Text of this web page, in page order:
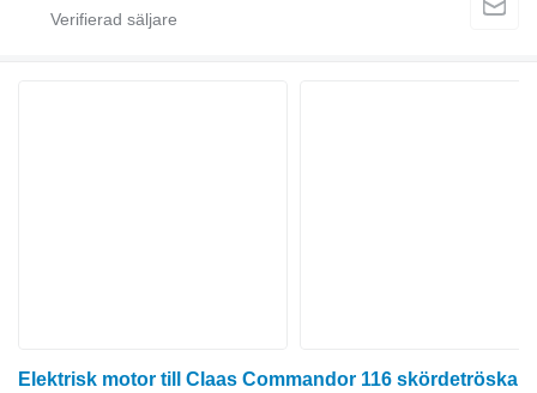
Elektrisk motor till Claas Commandor 116 skördetröska